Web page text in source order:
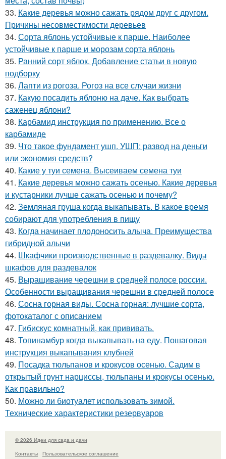
33. Какие деревья можно сажать рядом друг с другом.
Причины несовместимости деревьев
34. Сорта яблонь устойчивые к парше. Наиболее
устойчивые к парше и морозам сорта яблонь
35. Ранний сорт яблок. Добавление статьи в новую
подборку
36. Лапти из рогоза. Рогоз на все случаи жизни
37. Какую посадить яблоню на даче. Как выбрать
саженец яблони?
38. Карбамид инструкция по применению. Все о
карбамиде
39. Что такое фундамент ушп. УШП: развод на деньги
или экономия средств?
40. Какие у туи семена. Высеиваем семена туи
41. Какие деревья можно сажать осенью. Какие деревья
и кустарники лучше сажать осенью и почему?
42. Земляная груша когда выкапывать. В какое время
собирают для употребления в пищу
43. Когда начинает плодоносить алыча. Преимущества
гибридной алычи
44. Шкафчики производственные в раздевалку. Виды
шкафов для раздевалок
45. Выращивание черешни в средней полосе россии.
Особенности выращивания черешни в средней полосе
46. Сосна горная виды. Сосна горная: лучшие сорта,
фотокаталог с описанием
47. Гибискус комнатный, как прививать.
48. Топинамбур когда выкапывать на еду. Пошаговая
инструкция выкапывания клубней
49. Посадка тюльпанов и крокусов осенью. Садим в
открытый грунт нарциссы, тюльпаны и крокусы осенью.
Как правильно?
50. Можно ли биотуалет использовать зимой.
Технические характеристики резервуаров
© 2026 Идеи для сада и дачи
Контакты
Пользовательское соглашение